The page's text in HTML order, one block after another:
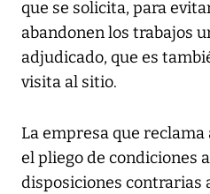
que se solicita, para
abandonen los trabajos
adjudicado, que es
visita al sitio.
La empresa que
el pliego de condiciones
disposiciones contrarias